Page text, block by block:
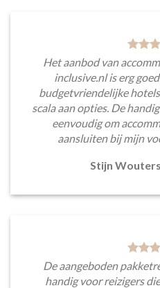
Het aanbod van
inclusive.nl is erg
budgetvriendelijke
scala aan opties. De
eenvoudig om
aansluiten bij mijn
Stijn Wouters
De aangeboden
handig voor reizigers